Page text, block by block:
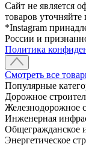
Сайт не является
товаров
*Instagram
России и
Политика
Смотреть все
Популярные
Дорожное
Железнодорожное
Инженерная
Общегражданское
Энергетическое